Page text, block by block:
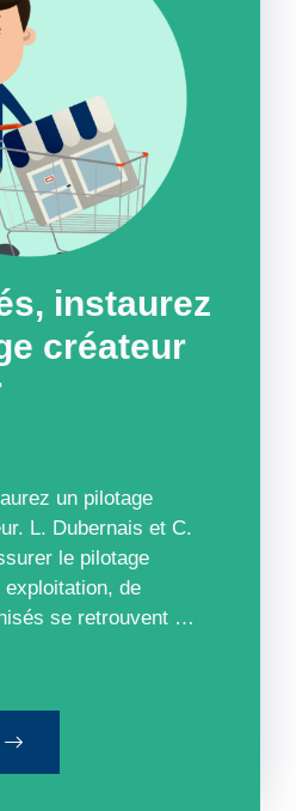
instaurez
créateur
un pilotage
L. Dubernais et C.
le pilotage
de
se retrouvent …